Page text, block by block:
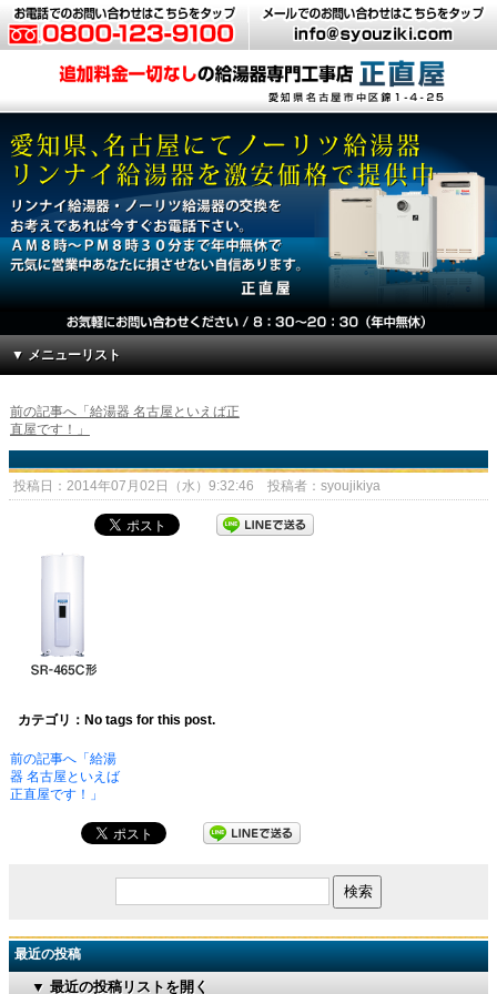
▼ メニューリスト
前の記事へ「給湯器 名古屋といえば正
直屋です！」
投稿日：2014年07月02日（水）9:32:46 投稿者：syoujikiya
カテゴリ：No tags for this post.
前の記事へ「給湯
器 名古屋といえば
正直屋です！」
最近の投稿
▼ 最近の投稿リストを開く